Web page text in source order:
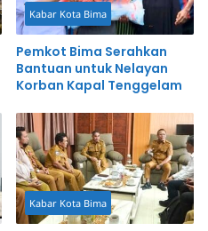
Kabar Kota Bima
Pemkot Bima Serahkan
Bantuan untuk Nelayan
Korban Kapal Tenggelam
Kabar Kota Bima